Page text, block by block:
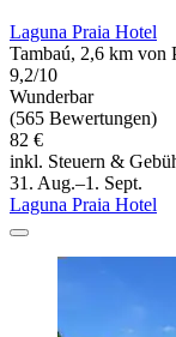
Laguna Praia Hotel
Tambaú, 2,6 km von
9,2/10
Wunderbar
(565 Bewertungen)
82 €
inkl. Steuern &
31. Aug.–1. Sept.
Laguna Praia Hotel